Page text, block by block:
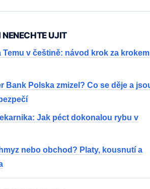
NENECHTE UJIT
Temu v češtině: návod krok za krokem
Bank Polska zmizel? Co se děje a
Jak péct dokonalou rybu v
nebo obchod? Platy, kousnutí a